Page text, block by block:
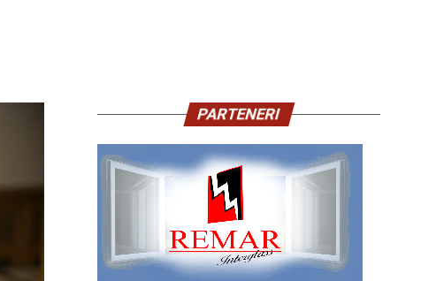
PARTENERI